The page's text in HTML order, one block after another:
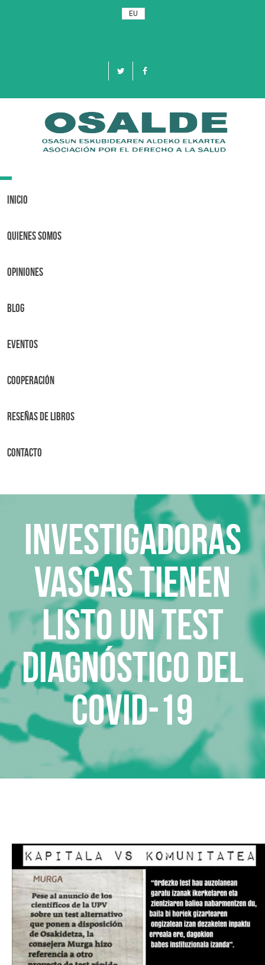
EU
Toggle
Inicio
Quienes Somos
OPINIONES
BLOG
Eventos
Cooperación
Reseñas de libros
Contacto
Investigadoras
vascas tienen
listo un test
diagnóstico del
Covid-19